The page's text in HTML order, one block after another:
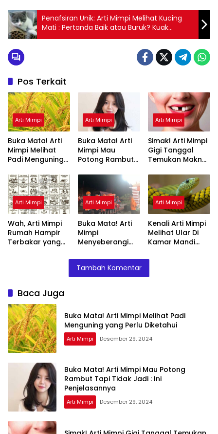
Penafsiran Unik: Arti Mimpi Melihat Kucing
Mati : Pertanda Baik atau Buruk? Kuak
Misterinya!
Pos Terkait
Arti Mimpi
Buka Mata! Arti
Mimpi Melihat
Padi Menguning
Diketahui
Arti Mimpi
Buka Mata! Arti
Mimpi Mau
Potong Rambut
Ini Penjelasannya
Arti Mimpi
Simak! Arti Mimpi
Gigi Tanggal
Temukan Makna
Arti Mimpi
Wah, Arti Mimpi
Rumah Hampir
Terbakar yang
Arti Mimpi
Buka Mata! Arti
Mimpi
Menyeberangi
Teman Ternyata
Ini Artinya
Menurut Pakar
Arti Mimpi
Kenali Arti Mimpi
Melihat Ular Di
Kamar Mandi
Ini Penjelasannya
Tambah Komentar
Baca Juga
Buka Mata! Arti Mimpi Melihat Padi
Menguning yang Perlu Diketahui
Arti Mimpi Desember 29, 2024
Buka Mata! Arti Mimpi Mau Potong
Rambut Tapi Tidak Jadi : Ini
Penjelasannya
Arti Mimpi Desember 29, 2024